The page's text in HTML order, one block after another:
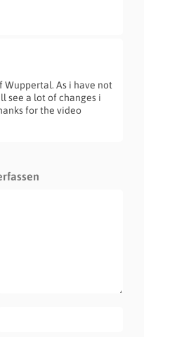
Wuppertal. As i have not
see a lot of changes i
for the video